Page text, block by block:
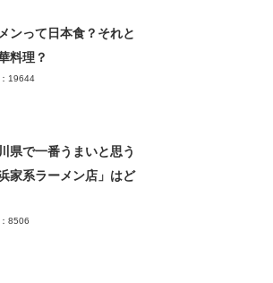
ンって日本食？それと
料理？
19644
県で一番うまいと思う
浜家系ラーメン店」はど
8506